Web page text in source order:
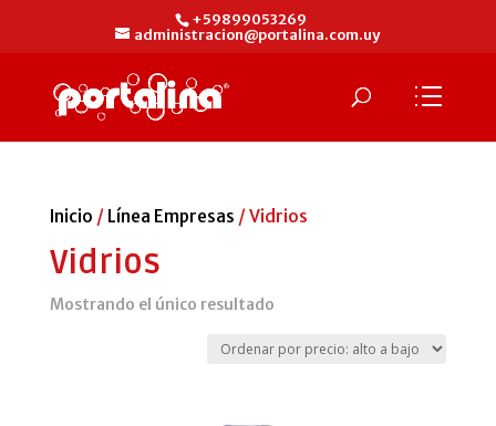
+59899053269
administracion@portalina.com.uy
Inicio / Línea Empresas / Vidrios
Vidrios
Mostrando el único resultado